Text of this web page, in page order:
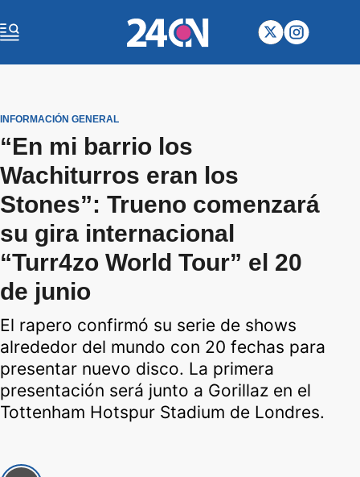
INFORMACIÓN GENERAL
“En mi barrio los
Wachiturros eran los
Stones”: Trueno comenzará
su gira internacional
“Turr4zo World Tour” el 20
de junio
El rapero confirmó su serie de shows
alrededor del mundo con 20 fechas para
presentar nuevo disco. La primera
presentación será junto a Gorillaz en el
Tottenham Hotspur Stadium de Londres.